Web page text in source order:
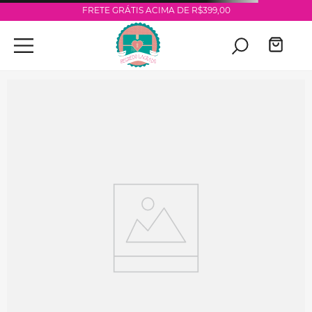
FRETE GRÁTIS ACIMA DE R$399,00